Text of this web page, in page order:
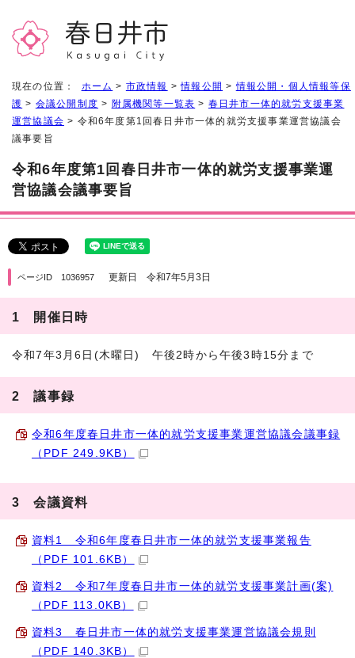
現在の位置： ホーム > 市政情報 >情報公開 >情報公開・個人情報等保
護 > 会議公開制度 > 附属機関等一覧表 > 春日井市一体的就労支援事業
運営協議会 > 令和6年度第1回春日井市一体的就労支援事業運営協議会
議事要旨
令和6年度第1回春日井市一体的就労支援事業運
営協議会議事要旨
ページID 1036957 更新日 令和7年5月3日
1 開催日時
令和7年3月6日(木曜日) 午後2時から午後3時15分まで
2 議事録
令和6年度春日井市一体的就労支援事業運営協議会議事録
（PDF 249.9KB）
3 会議資料
資料1 令和6年度春日井市一体的就労支援事業報告
（PDF 101.6KB）
資料2 令和7年度春日井市一体的就労支援事業計画(案)
（PDF 113.0KB）
資料3 春日井市一体的就労支援事業運営協議会規則
（PDF 140.3KB）